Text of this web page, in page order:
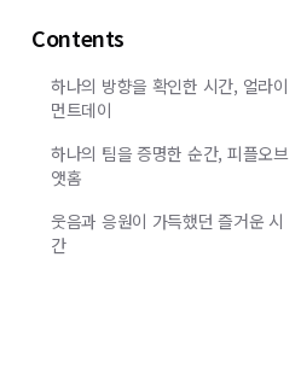
Contents
하나의 방향을 확인한 시간, 얼라이
먼트데이
하나의 팀을 증명한 순간, 피플오브
앳홈
웃음과 응원이 가득했던 즐거운 시
간